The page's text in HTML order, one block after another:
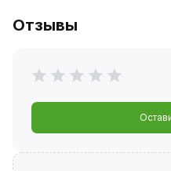
Отзывы